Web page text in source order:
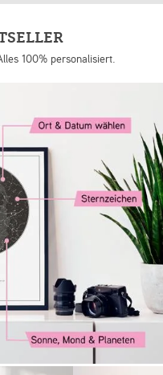
100% personalisiert.